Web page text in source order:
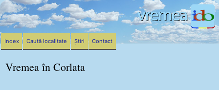
Vremea în Corlata
Index Caută localitate Știri Contact